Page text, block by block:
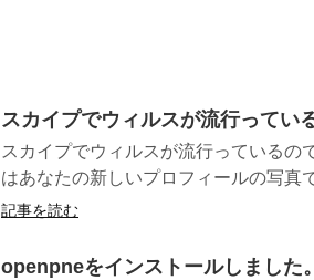
スカイプでウィルスが流行ってい
スカイプでウィルスが流行っているの
はあなたの新しいプロフィールの写真
記事を読む
openpneをインストールしました。